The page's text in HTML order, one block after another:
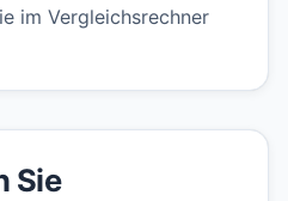
im Vergleichsrechner
Sie